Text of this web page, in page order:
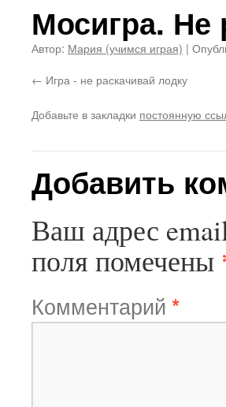
Мосигра. Не
Автор: Мария (учимся играя) |
Игра - не раскачивай лодку
Добавьте в закладки постоянную
Добавить
Ваш адрес
поля помечены
Комментарий *